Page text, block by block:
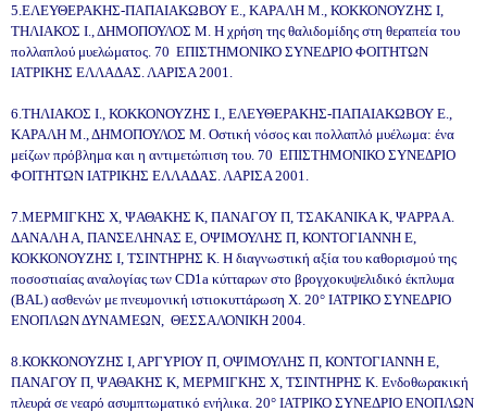
5.ΕΛΕΥΘΕΡΑΚΗΣ-ΠΑΠΑΙΑΚΩΒΟΥ Ε., ΚΑΡΑΛΗ Μ., ΚΟΚΚΟΝΟΥΖΗΣ Ι,
ΤΗΛΙΑΚΟΣ Ι., ΔΗΜΟΠΟΥΛΟΣ Μ. Η χρήση της θαλιδομίδης στη θεραπεία του
πολλαπλού μυελώματος. 70 ΕΠΙΣΤΗΜΟΝΙΚΟ ΣΥΝΕΔΡΙΟ ΦΟΙΤΗΤΩΝ
ΙΑΤΡΙΚΗΣ ΕΛΛΑΔΑΣ. ΛΑΡΙΣΑ 2001.
6.ΤΗΛΙΑΚΟΣ Ι., ΚΟΚΚΟΝΟΥΖΗΣ Ι., ΕΛΕΥΘΕΡΑΚΗΣ-ΠΑΠΑΙΑΚΩΒΟΥ Ε.,
ΚΑΡΑΛΗ Μ., ΔΗΜΟΠΟΥΛΟΣ Μ. Οστική νόσος και πολλαπλό μυέλωμα: ένα
μείζων πρόβλημα και η αντιμετώπιση του. 70 ΕΠΙΣΤΗΜΟΝΙΚΟ ΣΥΝΕΔΡΙΟ
ΦΟΙΤΗΤΩΝ ΙΑΤΡΙΚΗΣ ΕΛΛΑΔΑΣ. ΛΑΡΙΣΑ 2001.
7.ΜΕΡΜΙΓΚΗΣ Χ, ΨΑΘΑΚΗΣ Κ, ΠΑΝΑΓΟΥ Π, ΤΣΑΚΑΝΙΚΑ Κ, ΨΑΡΡΑ Α.
ΔΑΝΑΛΗ Α, ΠΑΝΣΕΛΗΝΑΣ Ε, ΟΨΙΜΟΥΛΗΣ Π, ΚΟΝΤΟΓΙΑΝΝΗ Ε,
ΚΟΚΚΟΝΟΥΖΗΣ Ι, ΤΣΙΝΤΗΡΗΣ Κ. Η διαγνωστική αξία του καθορισμού της
ποσοστιαίας αναλογίας των CD1a κύτταρων στο βρογχοκυψελιδικό έκπλυμα
(BAL) ασθενών με πνευμονική ιστιοκυττάρωση Χ. 20° ΙΑΤΡΙΚΟ ΣΥΝΕΔΡΙΟ
ΕΝΟΠΛΩΝ ΔΥΝΑΜΕΩΝ, ΘΕΣΣΑΛΟΝΙΚΗ 2004.
8.ΚΟΚΚΟΝΟΥΖΗΣ Ι, ΑΡΓΥΡΙΟΥ Π, ΟΨΙΜΟΥΛΗΣ Π, ΚΟΝΤΟΓΙΑΝΝΗ Ε,
ΠΑΝΑΓΟΥ Π, ΨΑΘΑΚΗΣ Κ, ΜΕΡΜΙΓΚΗΣ Χ, ΤΣΙΝΤΗΡΗΣ Κ. Ενδοθωρακική
πλευρά σε νεαρό ασυμπτωματικό ενήλικα. 20° ΙΑΤΡΙΚΟ ΣΥΝΕΔΡΙΟ ΕΝΟΠΛΩΝ